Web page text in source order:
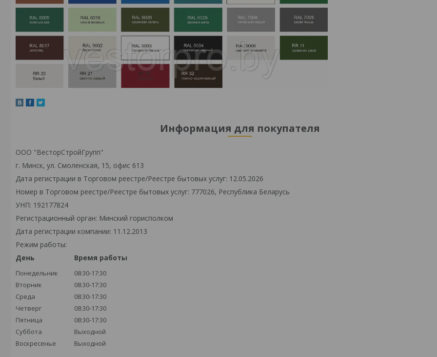
Информация для покупателя
ООО "ВесторСтройГрупп"
г. Минск, ул. Смоленская, 15, офис 613
Дата регистрации в Торговом реестре/Реестре бытовых услуг: 12.05.2026
Номер в Торговом реестре/Реестре бытовых услуг: 777026, Республика Беларусь
УНП: 192177824
Регистрационный орган: Минский горисполком
Дата регистрации компании: 11.12.2013
Режим работы:
День
Время работы
Понедельник
08:30-17:30
Вторник
08:30-17:30
Среда
08:30-17:30
Четверг
08:30-17:30
Пятница
08:30-17:30
Суббота
Выходной
Воскресенье
Выходной